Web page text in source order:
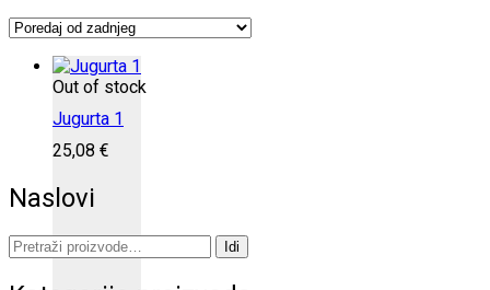
Out of stock
Jugurta 1
25,08 €
Naslovi
Pretraži: Idi